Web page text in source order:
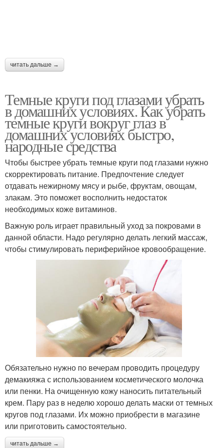
читать дальше →
Темные круги под глазами убрать
в домашних условиях. Как убрать
темные круги вокруг глаз в
домашних условиях быстро,
народные средства
Чтобы быстрее убрать темные круги под глазами нужно
скорректировать питание. Предпочтение следует
отдавать нежирному мясу и рыбе, фруктам, овощам,
злакам. Это поможет восполнить недостаток
необходимых коже витаминов.
Важную роль играет правильный уход за покровами в
данной области. Надо регулярно делать легкий массаж,
чтобы стимулировать периферийное кровообращение.
Обязательно нужно по вечерам проводить процедуру
демакияжа с использованием косметического молочка
или пенки. На очищенную кожу наносить питательный
крем. Пару раз в неделю хорошо делать маски от темных
кругов под глазами. Их можно приобрести в магазине
или приготовить самостоятельно.
читать дальше →